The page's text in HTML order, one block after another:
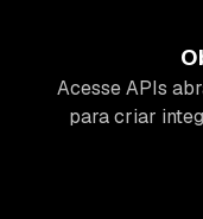
Acesse APIs
para criar